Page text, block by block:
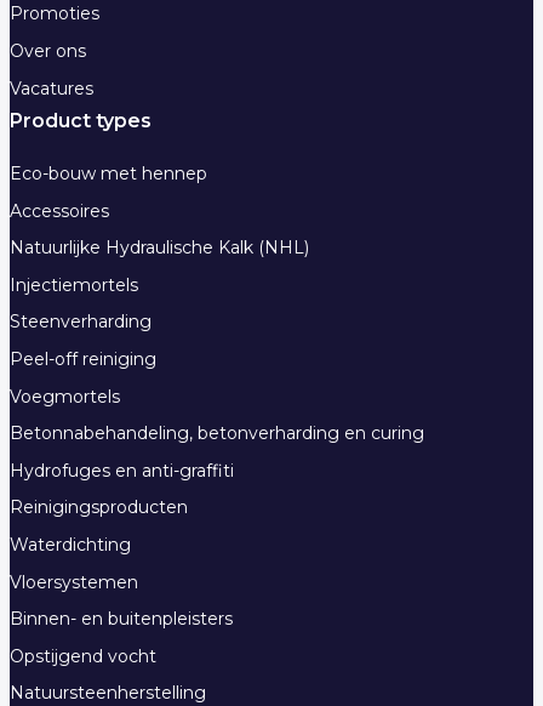
Promoties
Over ons
Vacatures
Product types
Eco-bouw met hennep
Accessoires
Natuurlijke Hydraulische Kalk (NHL)
Injectiemortels
Steenverharding
Peel-off reiniging
Voegmortels
Betonnabehandeling, betonverharding en curing
Hydrofuges en anti-graffiti
Reinigingsproducten
Waterdichting
Vloersystemen
Binnen- en buitenpleisters
Opstijgend vocht
Natuursteenherstelling